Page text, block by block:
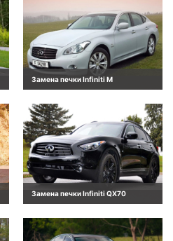
Замена печки Infiniti M
Замена печки Infiniti QX70